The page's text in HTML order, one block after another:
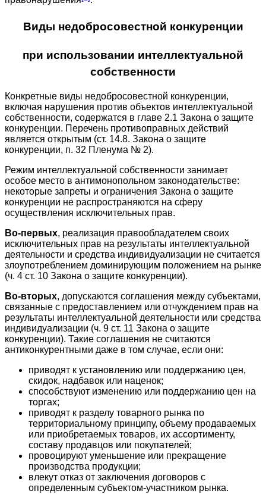
Виды недобросовестной конкуренции
при использовании интеллектуальной
собственности
Конкретные виды недобросовестной конкуренции,
включая нарушения против объектов интеллектуальной
собственности, содержатся в главе 2.1 Закона о защите
конкуренции. Перечень противоправных действий
является открытым (ст. 14.8. Закона о защите
конкуренции, п. 32 Пленума № 2).
Режим интеллектуальной собственности занимает
особое место в антимонопольном законодательстве:
некоторые запреты и ограничения Закона о защите
конкуренции не распространяются на сферу
осуществления исключительных прав.
Во-первых, реализация правообладателем своих
исключительных прав на результаты интеллектуальной
деятельности и средства индивидуализации не считается
злоупотреблением доминирующим положением на рынке
(ч. 4 ст. 10 Закона о защите конкуренции).
Во-вторых, допускаются соглашения между субъектами,
связанные с предоставлением или отчуждением прав на
результаты интеллектуальной деятельности или средства
индивидуализации (ч. 9 ст. 11 Закона о защите
конкуренции). Такие соглашения не считаются
антиконкурентными даже в том случае, если они:
приводят к установлению или поддержанию цен,
скидок, надбавок или наценок;
способствуют изменению или поддержанию цен на
торгах;
приводят к разделу товарного рынка по
территориальному принципу, объему продаваемых
или приобретаемых товаров, их ассортименту,
составу продавцов или покупателей;
провоцируют уменьшение или прекращение
производства продукции;
влекут отказ от заключения договоров с
определенным субъектом-участником рынка.